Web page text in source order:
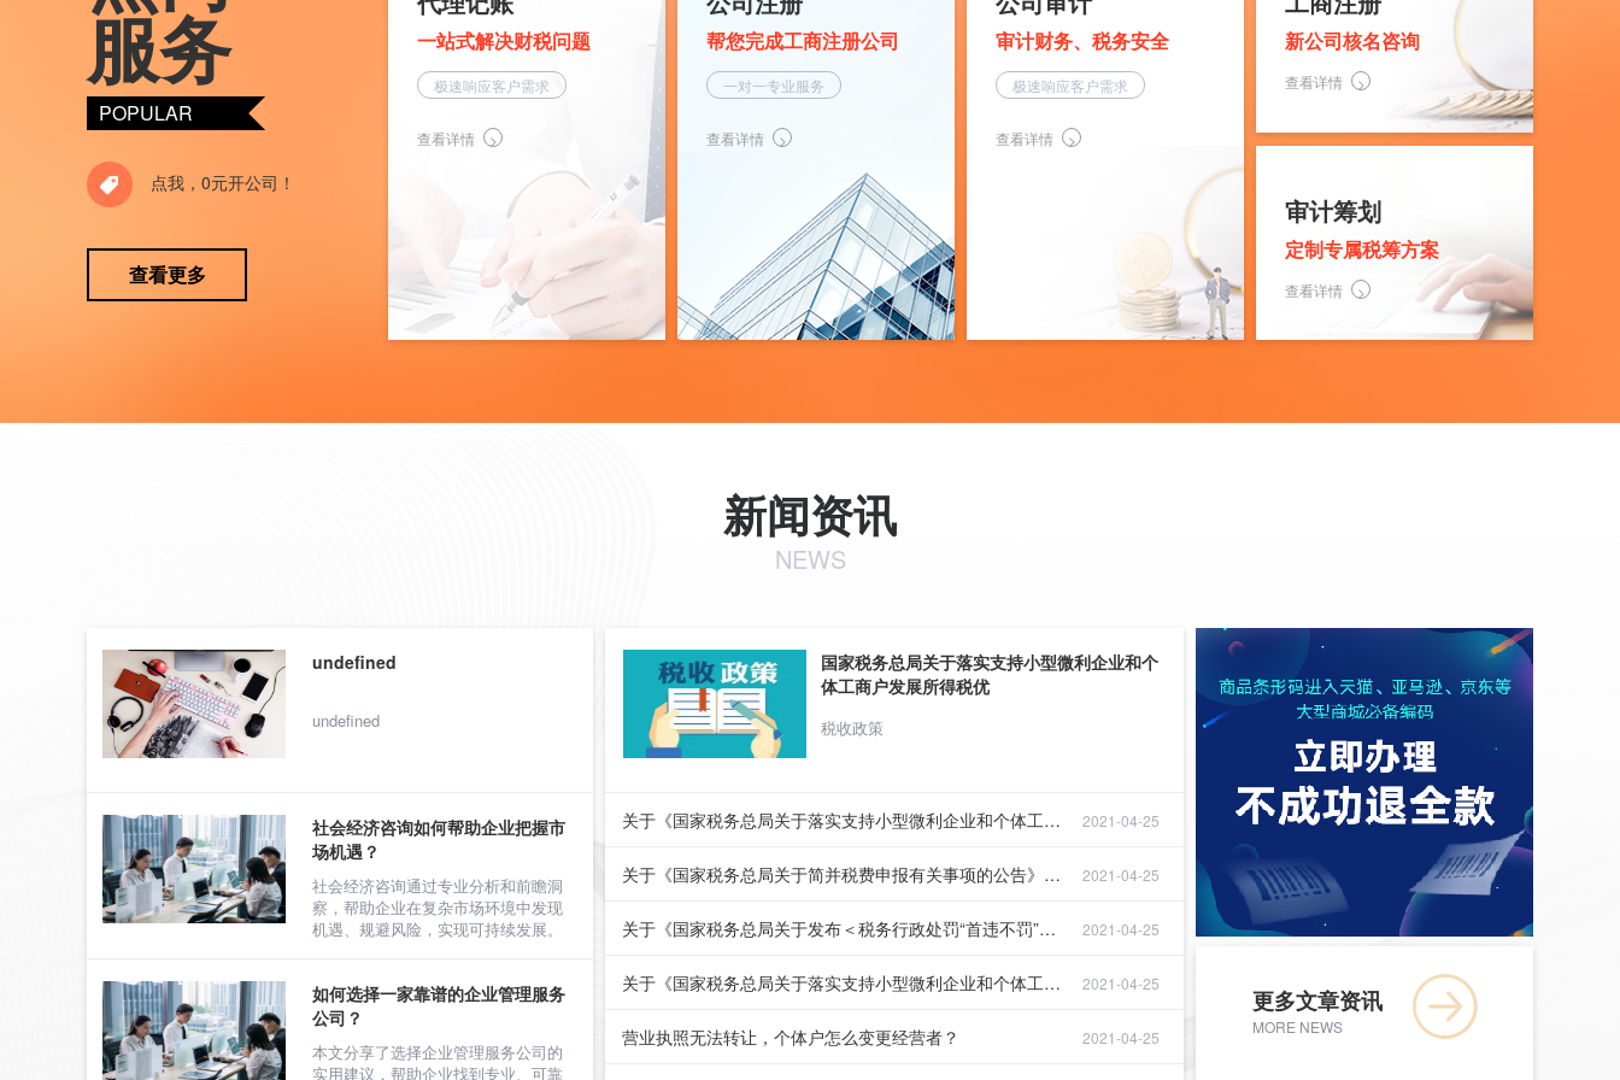
服务
POPULAR
点我，0元开公司！
查看更多
一站式解决财税问题
极速响应客户需求
查看详情
帮您完成工商注册公司
一对一专业服务
查看详情
审计财务、税务安全
极速响应客户需求
查看详情
新公司核名咨询
查看详情
审计筹划
定制专属税筹方案
查看详情
新闻资讯
NEWS
undefined
undefined
社会经济咨询如何帮助企业把握市
场机遇？
社会经济咨询通过专业分析和前瞻洞
察，帮助企业在复杂市场环境中发现
机遇、规避风险，实现可持续发展。
如何选择一家靠谱的企业管理服务
公司？
本文分享了选择企业管理服务公司的
实用建议，帮助企业找到专业、可靠
国家税务总局关于落实支持小型微利企业和个
体工商户发展所得税优
税收政策
关于《国家税务总局关于落实支持小型微利企业和个体工商户发展所 2021-04-25
关于《国家税务总局关于简并税费申报有关事项的公告》的解读 2021-04-25
关于《国家税务总局关于发布＜税务行政处罚“首违不罚”事项清单 2021-04-25
关于《国家税务总局关于落实支持小型微利企业和个体工商户发展所 2021-04-25
营业执照无法转让，个体户怎么变更经营者？ 2021-04-25
更多文章资讯
MORE NEWS